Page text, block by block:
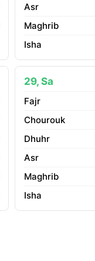
29, Sa